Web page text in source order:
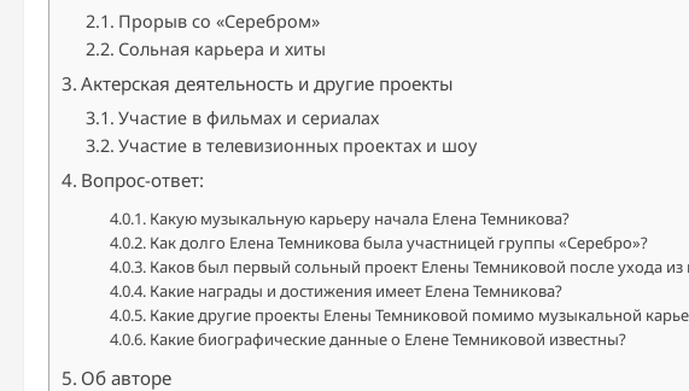
Прорыв со «Серебром»
Сольная карьера и хиты
Актерская деятельность и другие проекты
Участие в фильмах и сериалах
Участие в телевизионных проектах и шоу
Вопрос-ответ:
Какую музыкальную карьеру начала Елена Темникова?
Как долго Елена Темникова была участницей группы «Серебро»?
Каков был первый сольный проект Елены Темниковой после ухода из
Какие награды и достижения имеет Елена Темникова?
Какие другие проекты Елены Темниковой помимо музыкальной
Какие биографические данные о Елене Темниковой известны?
Об авторе